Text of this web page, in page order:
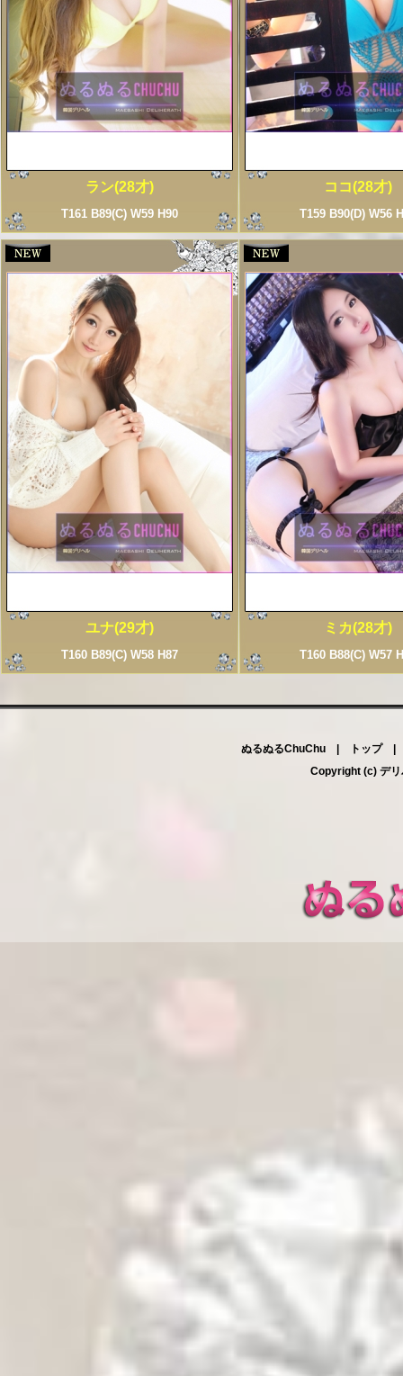
ラン(28才)
T161 B89(C) W59 H90
ココ(28才)
T159 B90(D) W56
ユナ(29才)
T160 B89(C) W58 H87
ミカ(28才)
T160 B88(C) W57
ぬるぬるChuChu | トップ
Copyright (c) デ